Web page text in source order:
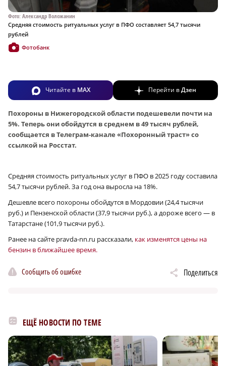
Фото: Александр Воложанин
Средняя стоимость ритуальных услуг в ПФО составляет 54,7 тысячи
рублей
Фотобанк
Читайте в MAX Перейти вДзен
Похороны в Нижегородской области подешевели почти на
5%. Теперь они обойдутся в среднем в 49 тысяч рублей,
сообщается в Телеграм-канале «Похоронный траст» со
ссылкой на Росстат.
Средняя стоимость ритуальных услуг в ПФО в 2025 году составила
54,7 тысячи рублей. За год она выросла на 18%.
Дешевле всего похороны обойдутся в Мордовии (24,4 тысячи
руб.) и Пензенской области (37,9 тысячи руб.), а дороже всего — в
Татарстане (101,9 тысячи руб.).
Ранее на сайте pravda-nn.ru рассказали, как изменятся цены на
бензин в ближайшее время.
Сообщить об ошибке Поделиться
ЕЩЁ НОВОСТИ ПО ТЕМЕ